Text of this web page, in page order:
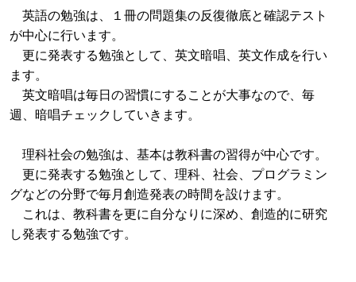
英語の勉強は、１冊の問題集の反復徹底と確認テスト
が中心に行います。
更に発表する勉強として、英文暗唱、英文作成を行い
ます。
英文暗唱は毎日の習慣にすることが大事なので、毎
週、暗唱チェックしていきます。
理科社会の勉強は、基本は教科書の習得が中心です。
更に発表する勉強として、理科、社会、プログラミン
グなどの分野で毎月創造発表の時間を設けます。
これは、教科書を更に自分なりに深め、創造的に研究
し発表する勉強です。